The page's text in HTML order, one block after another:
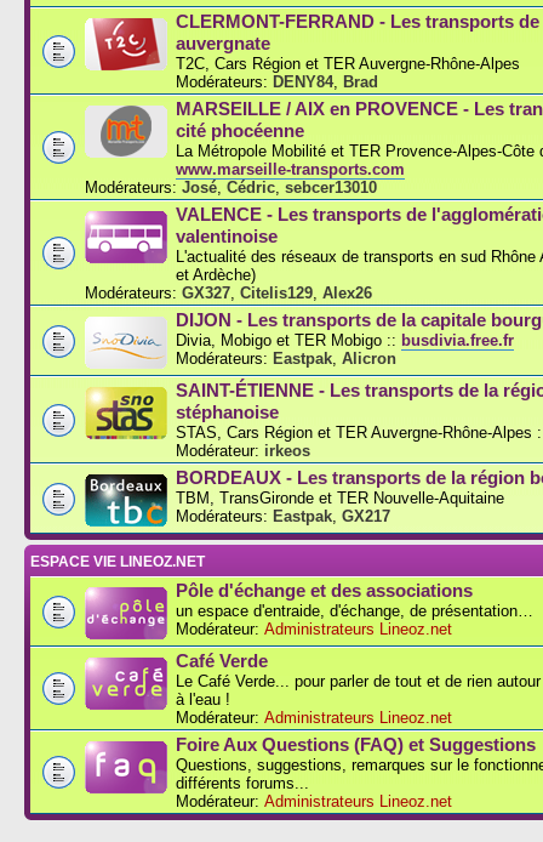
CLERMONT-FERRAND - Les transports
auvergnate
T2C, Cars Région et TER Auvergne-Rhône-Alpes
Modérateurs: DENY84, Brad
MARSEILLE / AIX en PROVENCE - Les
cité phocéenne
La Métropole Mobilité et TER Provence-Alpes-Côte
www.marseille-transports.com
Modérateurs: José Cédric sebcer13010
VALENCE - Les transports de
valentinoise
L'actualité des réseaux de transports en sud Rhône
et Ardèche)
Modérateurs: GX327 Citelis129 Alex26
DIJON - Les transports de la capitale
Divia, Mobigo et TER Mobigo :: busdivia.free.fr
Modérateurs: Eastpak Alicron
SAINT-ÉTIENNE - Les transports de la
stéphanoise
STAS, Cars Région et TER Auvergne-Rhône-Alpes
Modérateur: irkeos
BORDEAUX - Les transports de la région
TBM, TransGironde et TER Nouvelle-Aquitaine
Modérateurs: Eastpak GX217
ESPACE VIE LINEOZ.NET
Pôle d'échange et des associations
un espace d'entraide, d'échange, de présentation…
Modérateur: Administrateurs Lineoz.net
Café Verde
Le Café Verde... pour parler de tout et de rien
à l'eau !
Modérateur: Administrateurs Lineoz.net
Foire Aux Questions (FAQ) et Suggestions
Questions, suggestions, remarques sur le
différents forums...
Modérateur: Administrateurs Lineoz.net